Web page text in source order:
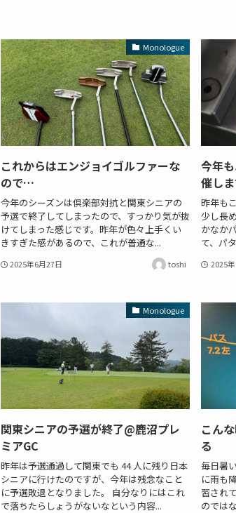
Monologue
これからはエンジョイゴルファーな
ので…
今年のシーズンは倶楽部対抗と関東シニアの
予選で終了してしまったので、すっかり気が抜
けてしまった感じです。昨年が色々上手くい
きすぎた感があるので、これが普通な...
2025年6月27日 toshi
今年
催し
昨年も
少し長
かなか
て、パ
2025
Monologue
関東シニアの予選が終了@鹿沼プレ
ミアGC
昨年は予選通過して関東でも 44 人に残り日本
シニアに行けたのですが、今年は残念なこと
に予選敗退となりました。 自分なりにはこれ
で落ちたらしょうがないなという内容...
こん
る
毎日暑
に雨も
習され
のでは